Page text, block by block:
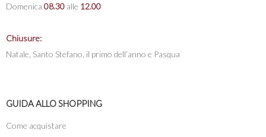
Domenica 08.30 alle 12.00
Chiusure:
Natale, Santo Stefano, il primo dell’anno e Pasqua
GUIDA ALLO SHOPPING
Come acquistare